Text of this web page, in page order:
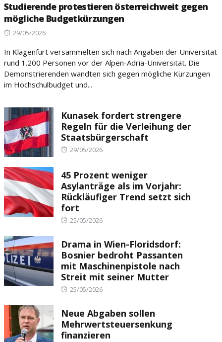
Studierende protestieren österreichweit gegen
mögliche Budgetkürzungen
Posted
29/05/2026
In Klagenfurt versammelten sich nach Angaben der Universität
rund 1.200 Personen vor der Alpen-Adria-Universität. Die
Demonstrierenden wandten sich gegen mögliche Kürzungen
im Hochschulbudget und...
Kunasek fordert strengere
Regeln für die Verleihung der
Staatsbürgerschaft
Posted
29/05/2026
45 Prozent weniger
Asylanträge als im Vorjahr:
Rückläufiger Trend setzt sich
fort
Posted
25/05/2026
Drama in Wien-Floridsdorf:
Bosnier bedroht Passanten
mit Maschinenpistole nach
Streit mit seiner Mutter
Posted
25/05/2026
Neue Abgaben sollen
Mehrwertsteuersenkung
finanzieren